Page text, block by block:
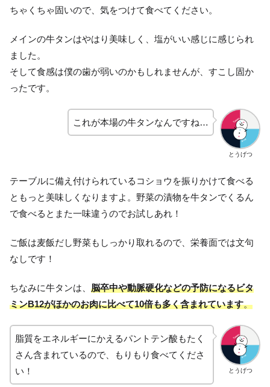
ちゃくちゃ固いので、気をつけて食べてください。
メインの牛タンはやはり美味しく、塩がいい感じに感じられ
ました。
そして食感は僕の歯が弱いのかもしれませんが、すこし固か
ったです。
とうげつ
これが本場の牛タンなんですね…
テーブルに備え付けられているコショウを振りかけて食べる
ともっと美味しくなりますよ。野菜の漬物を牛タンでくるん
で食べるとまた一味違うのでお試しあれ！
ご飯は麦飯だし野菜もしっかり取れるので、栄養面では文句
なしです！
ちなみに牛タンは、 脳卒中や動脈硬化などの予防になるビタ
ミンB12がほかのお肉に比べて10倍も多く含まれています。
とうげつ
脂質をエネルギーにかえるパントテン酸もたく
さん含まれているので、もりもり食べてくださ
い！